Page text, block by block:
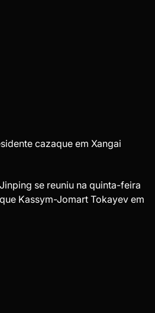
cazaque em Xangai
se reuniu na quinta-feira
Kassym-Jomart Tokayev em